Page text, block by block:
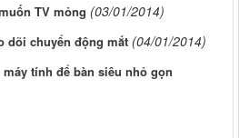
TV mỏng (03/01/2014)
dõi chuyển động mắt (04/01/2014)
tính để bàn siêu nhỏ gọn